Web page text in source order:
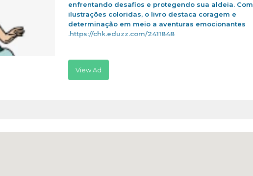
enfrentando desafios e protegendo sua aldeia. Com
ilustrações coloridas, o livro destaca coragem e
determinação em meio a aventuras emocionantes
.https://chk.eduzz.com/2411848
View Ad